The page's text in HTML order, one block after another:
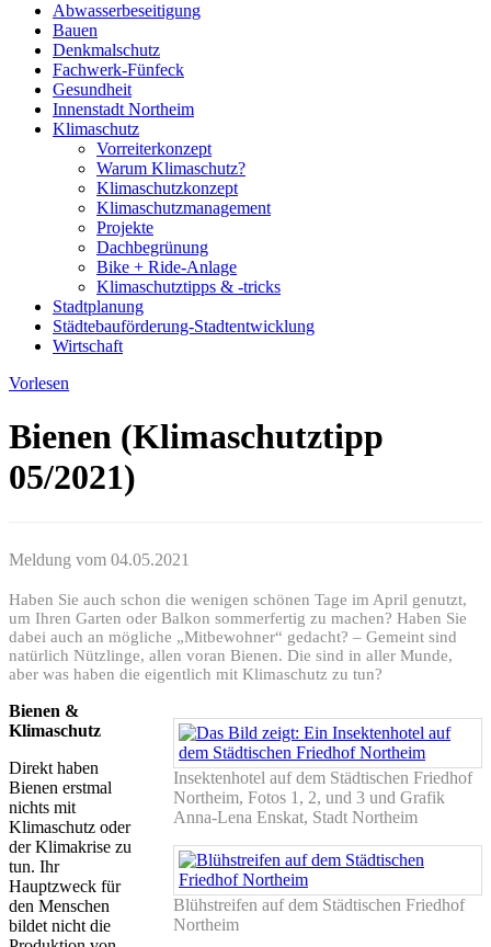
Abwasserbeseitigung
Bauen
Denkmalschutz
Fachwerk-Fünfeck
Gesundheit
Innenstadt Northeim
Klimaschutz
Vorreiterkonzept
Warum Klimaschutz?
Klimaschutzkonzept
Klimaschutzmanagement
Projekte
Dachbegrünung
Bike + Ride-Anlage
Klimaschutztipps & -tricks
Stadtplanung
Städtebauförderung-Stadtentwicklung
Wirtschaft
Vorlesen
Bienen (Klimaschutztipp
05/2021)
Meldung vom 04.05.2021
Haben Sie auch schon die wenigen schönen Tage im April genutzt,
um Ihren Garten oder Balkon sommerfertig zu machen? Haben Sie
dabei auch an mögliche „Mitbewohner“ gedacht? – Gemeint sind
natürlich Nützlinge, allen voran Bienen. Die sind in aller Munde,
aber was haben die eigentlich mit Klimaschutz zu tun?
Insektenhotel auf dem Städtischen Friedhof
Northeim, Fotos 1, 2, und 3 und Grafik
Anna-Lena Enskat, Stadt Northeim
Blühstreifen auf dem Städtischen Friedhof
Northeim
Bienen &
Klimaschutz
Direkt haben
Bienen erstmal
nichts mit
Klimaschutz oder
der Klimakrise zu
tun. Ihr
Hauptzweck für
den Menschen
bildet nicht die